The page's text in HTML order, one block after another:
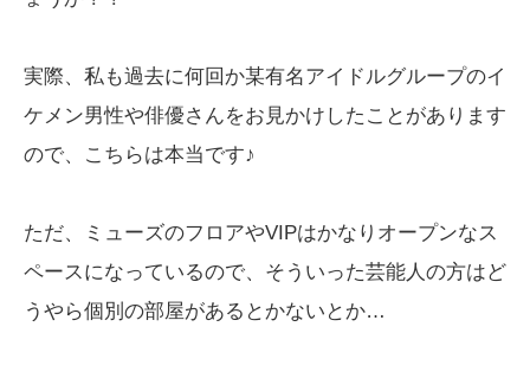
実際、私も過去に何回か某有名アイドルグループのイ
ケメン男性や俳優さんをお見かけしたことがあります
ので、こちらは本当です♪
ただ、ミューズのフロアやVIPはかなりオープンなス
ペースになっているので、そういった芸能人の方はど
うやら個別の部屋があるとかないとか…